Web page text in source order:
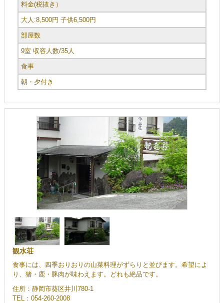
料金(税抜き）
大人:8,500円 子供6,500円
部屋数
9室 収容人数/35人
食事
朝・夕付き
観水荘
食事には、四季おりおりの山菜料理がずらりと並びます。希望によ
り、猪・鹿・豚肉が味わえます。どれも絶品です。
住所：静岡市葵区井川780-1
TEL：054-260-2008